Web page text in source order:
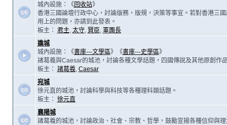
城內設施：《回收站》
香港三國論壇行政中心，討論版務，版規，決策等事宜。若對香港三
用上的問題，亦請到此發表。
板主： 君主, 太守, 賢臣, 軍團長
譙城
城內設施：《書庫---文學區》《書庫---史學區》
諸葛羲與Caesar的城池，討論各種文學話題，四國傳說及其他原創作
板主： 諸葛羲, Caesar
宛城
徐元直的城池，討論科學與科技等各種理科類話題。
板主： 徐元直
襄陽城
諸葛羲的城池，討論政治、社會、宗教、哲學，鼓勵宣揚各種信仰與理